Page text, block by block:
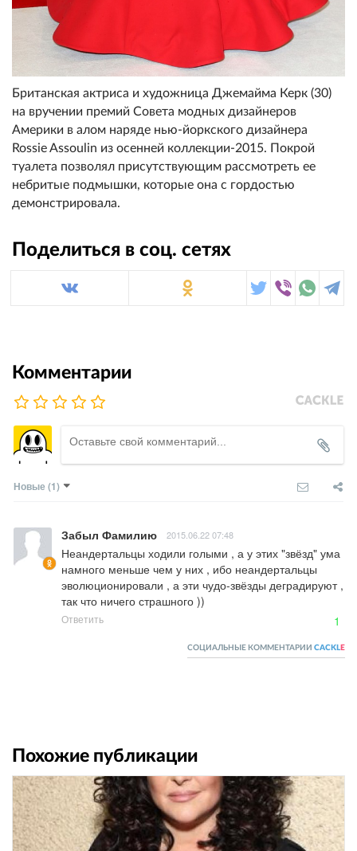
Британская актриса и художница Джемайма Керк (30)
на вручении премий Совета модных дизайнеров
Америки в алом наряде нью-йоркского дизайнера
Rossie Assoulin из осенней коллекции-2015. Покрой
туалета позволял присутствующим рассмотреть ее
небритые подмышки, которые она с гордостью
демонстрировала.
Поделиться в соц. сетях
Комментарии
Новые (1)
Забыл Фамилию 2015.06.22 07:48
Неандертальцы ходили голыми , а у этих "звёзд" ума
намного меньше чем у них , ибо неандертальцы
эволюционировали , а эти чудо-звёзды деградируют ,
так что ничего страшного ))
Ответить 1
СОЦИАЛЬНЫЕ КОММЕНТАРИИ CACKL E
Похожие публикации